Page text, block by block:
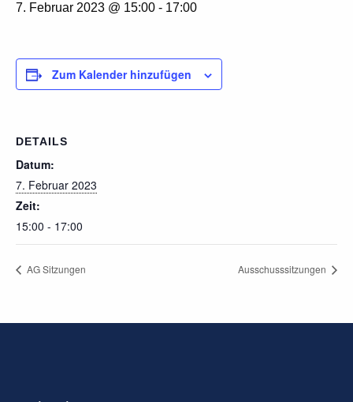
7. Februar 2023 @ 15:00 - 17:00
Zum Kalender hinzufügen
DETAILS
Datum:
7. Februar 2023
Zeit:
15:00 - 17:00
AG Sitzungen Ausschusssitzungen